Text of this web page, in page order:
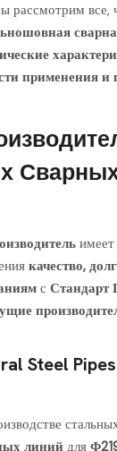
рассмотрим все,
применения и
качество,
с
Steel
линий для